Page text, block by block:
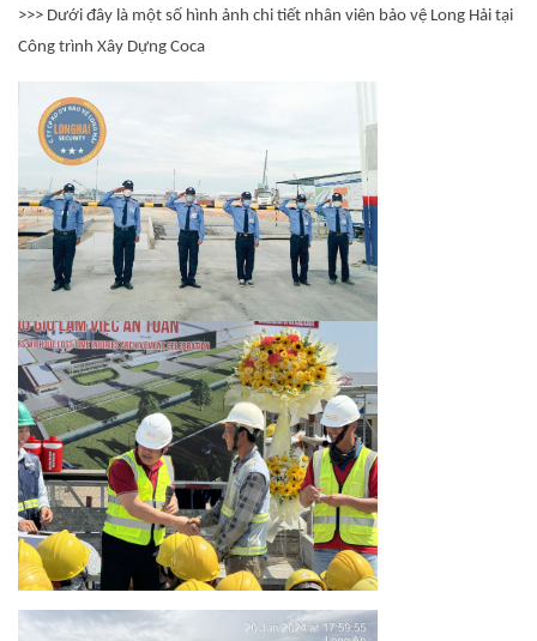
>>> Dưới đây là một số hình ảnh chi tiết nhân viên bảo vệ Long Hải tại
Công trình Xây Dựng Coca